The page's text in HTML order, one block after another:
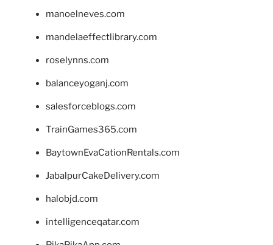
manoelneves.com
mandelaeffectlibrary.com
roselynns.com
balanceyoganj.com
salesforceblogs.com
TrainGames365.com
BaytownEvaCationRentals.com
JabalpurCakeDelivery.com
halobjd.com
intelligenceqatar.com